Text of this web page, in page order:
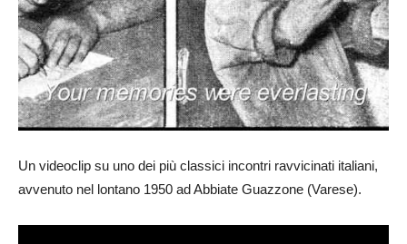
Un videoclip su uno dei più classici incontri ravvicinati italiani,
avvenuto nel lontano 1950 ad Abbiate Guazzone (Varese).